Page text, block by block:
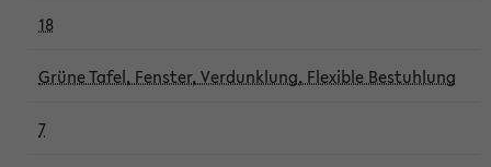
18
Grüne Tafel, Fenster, Verdunklung, Flexible Bestuhlung
7